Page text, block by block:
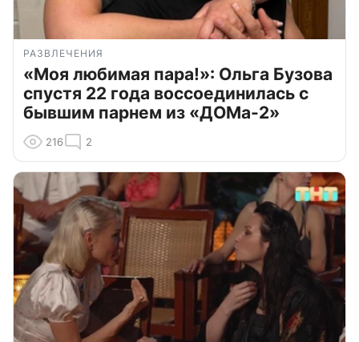
РАЗВЛЕЧЕНИЯ
«Моя любимая пара!»: Ольга Бузова
спустя 22 года воссоединилась с
бывшим парнем из «ДОМа-2»
216 2